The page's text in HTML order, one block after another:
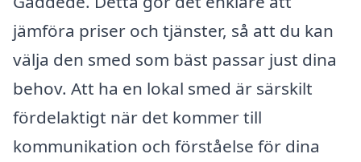
jämföra priser och tjänster, så att du kan
välja den smed som bäst passar just dina
behov. Att ha en lokal smed är särskilt
fördelaktigt när det kommer till
kommunikation och förståelse för dina